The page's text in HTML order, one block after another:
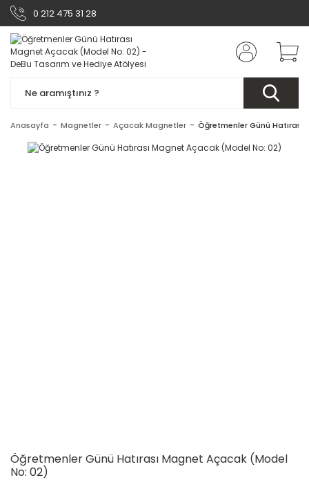
0 212 475 31 28
Anasayfa Magnetler Açacak Magnetler Öğretmenler Günü
Öğretmenler Günü Hatırası Magnet Açacak (Model
No: 02)